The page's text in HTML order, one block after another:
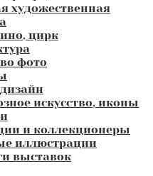
художественная
цирк
фото
искусство, иконы
и коллекционеры
иллюстрации
выставок